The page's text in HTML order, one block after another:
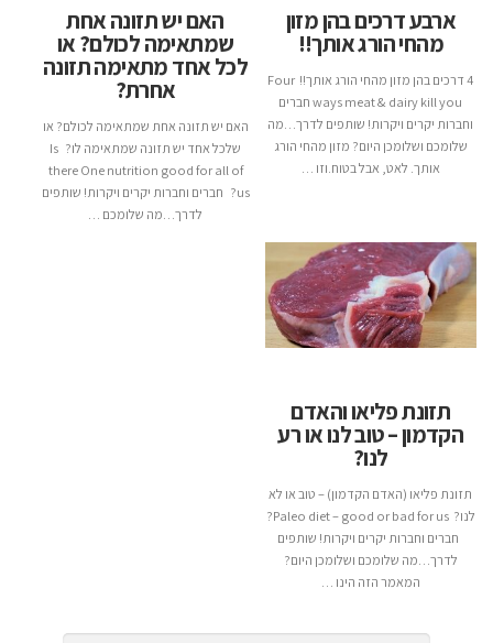
ארבע דרכים בהן מזון
מהחי הורג אותך!!
4 דרכים בהן מזון מהחי הורג אותך!! Four
ways meat & dairy kill you חברים
וחברות יקרים ויקרות! שותפים לדרך…מה
שלומכם ושלומכן היום? מזון מהחי הורג
אותך. לאט, אבל בטוח.וזו …
האם יש תזונה אחת
שמתאימה לכולם? או
לכל אחד מתאימה תזונה
אחרת?
האם יש תזונה אחת שמתאימה לכולם? או
שלכל אחד יש תזונה שמתאימה לו? Is
there One nutrition good for all of
us? חברים וחברות יקרים ויקרות! שותפים
לדרך…מה שלומכם …
תזונת פליאו והאדם
הקדמון – טוב לנו או רע
לנו?
תזונת פליאו (האדם הקדמון) – טוב או לא
לנו? Paleo diet – good or bad for us?
חברים וחברות יקרים ויקרות! שותפים
לדרך…מה שלומכם ושלומכן היום?
המאמר הזה הינו …